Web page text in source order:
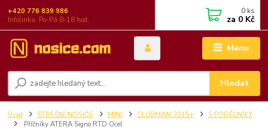
Menu
Hledat
+420 776 839 986
Infolinka: Po-Pá 8-18 hod.
0 ks
za 0 Kč
Úvod STŘEŠNÍ NOSIČE MINI CLUBMAN 2015+
S PODÉLNÍKY
Příčníky ATERA Signo RTD Ocel